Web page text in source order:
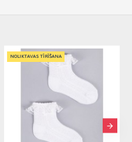
NOLIKTAVAS TĪRĪŠANA